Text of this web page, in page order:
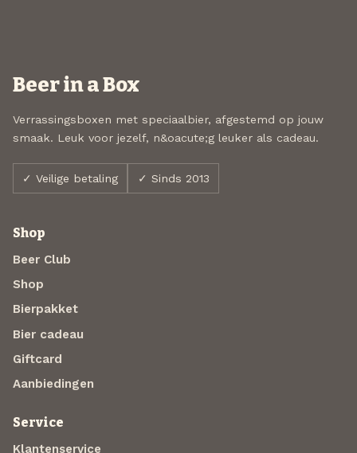
Beer in a Box
Verrassingsboxen met speciaalbier, afgestemd op jouw
smaak. Leuk voor jezelf, n&oacute;g leuker als cadeau.
✓ Veilige betaling ✓ Sinds 2013
Shop
Beer Club
Shop
Bierpakket
Bier cadeau
Giftcard
Aanbiedingen
Service
Klantenservice